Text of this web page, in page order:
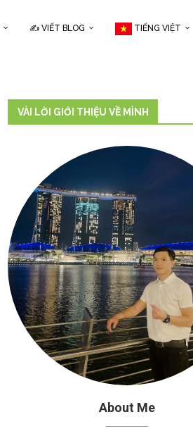
✍️ VIẾT BLOG TIẾNG VIỆT
VÀI LỜI GIỚI THIỆU VỀ MÌNH
About Me